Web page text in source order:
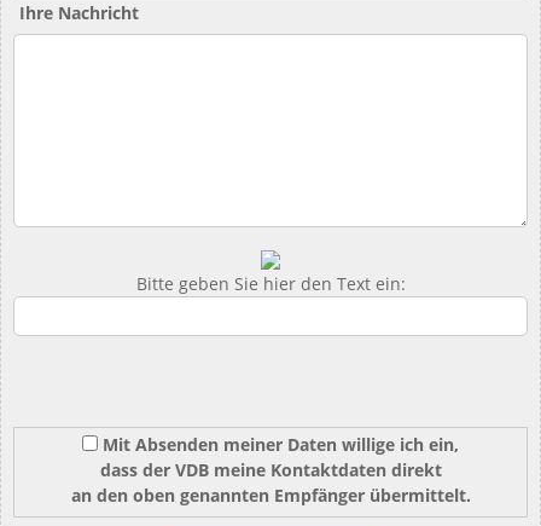
Ihre Nachricht
Bitte geben Sie hier den Text ein:
Mit Absenden meiner Daten willige ich ein,
dass der VDB meine Kontaktdaten direkt
an den oben genannten Empfänger übermittelt.